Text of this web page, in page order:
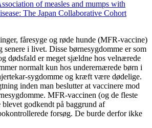
of measles and mumps with
The Japan Collaborative Cohort
fåresyge og røde hunde (MFR-vaccine)
senere i livet. Disse børnesygdomme er som
dødsfald er meget sjældne hos velnærede
normalt kun hos underernærede børn i
sygdomme og kræft være dødelige.
inden man beslutter at vaccinere mod
MFR-vaccinen (og de fleste
godkendt på baggrund af
forsøg. De burde derfor ikke